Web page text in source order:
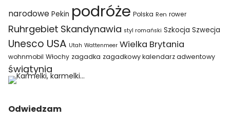
narodowe Pekin podróże Polska Ren rower
Ruhrgebiet Skandynawia styl romański Szkocja Szwecja
Unesco USA Utah Wattenmeer Wielka Brytania
wohnmobil Włochy zagadka zagadkowy kalendarz adwentowy
świątynia
Odwiedzam